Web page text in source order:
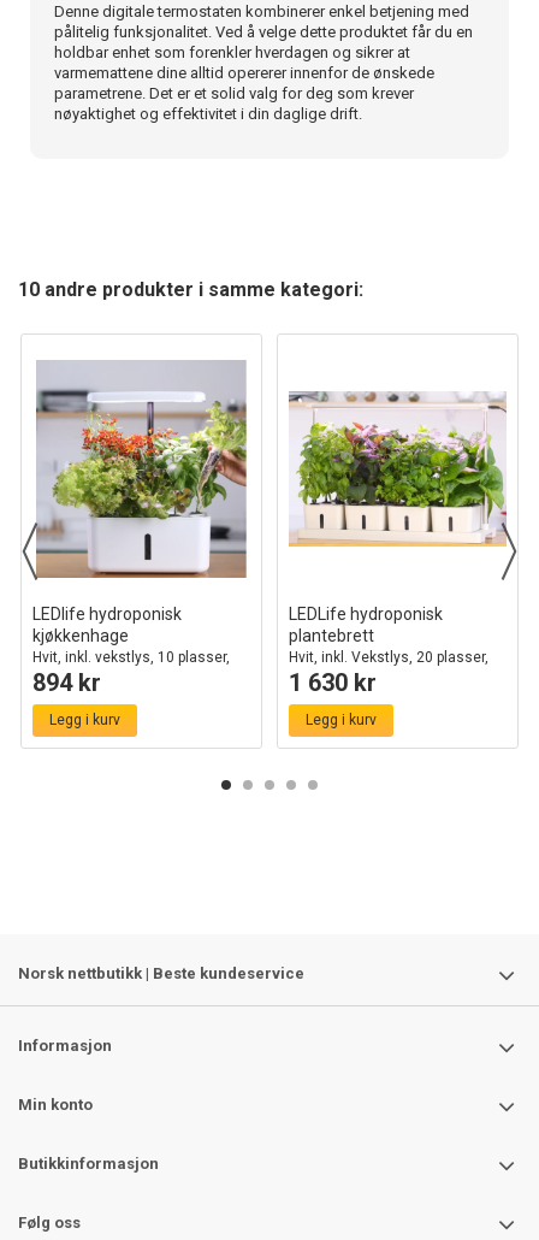
Denne digitale termostaten kombinerer enkel betjening med
pålitelig funksjonalitet. Ved å velge dette produktet får du en
holdbar enhet som forenkler hverdagen og sikrer at
varmemattene dine alltid opererer innenfor de ønskede
parametrene. Det er et solid valg for deg som krever
nøyaktighet og effektivitet i din daglige drift.
10 andre produkter i samme kategori:
LEDlife hydroponisk
kjøkkenhage
Hvit, inkl. vekstlys, 10 plasser,
timer, 2,8L vanntank
894 kr
Legg i kurv
LEDLife hydroponisk
plantebrett
Hvit, inkl. Vekstlys, 20 plasser,
4x2L vanntanker
1 630 kr
Legg i kurv
Norsk nettbutikk | Beste kundeservice
Informasjon
Min konto
Butikkinformasjon
Følg oss